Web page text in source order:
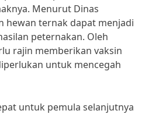
Menurut Dinas
hewan ternak dapat menjadi
peternakan. Oleh
rajin memberikan vaksin
untuk mencegah
untuk pemula selanjutnya